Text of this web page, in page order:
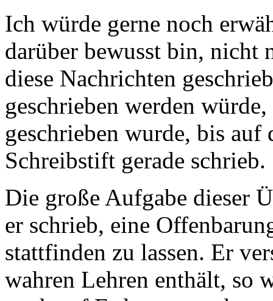
Ich würde gerne noch
darüber bewusst bin, nicht
diese Nachrichten
geschrieben werden
geschrieben wurde, bis auf
Schreibstift gerade schrieb.
Die große Aufgabe dieser
er schrieb, eine
stattfinden zu lassen. Er
wahren Lehren enthält, so